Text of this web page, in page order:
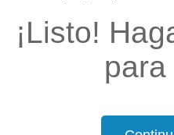
¡Listo!